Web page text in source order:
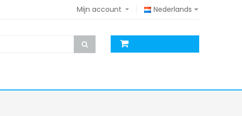
Nederlands
Mijn account